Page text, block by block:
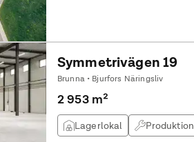
Symmetrivägen 19
Brunna • Bjurfors Näringsliv
2 953 m²
Lagerlokal